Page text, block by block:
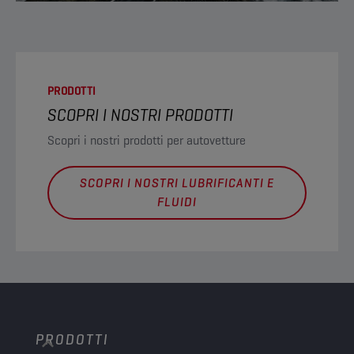
PRODOTTI
SCOPRI I NOSTRI PRODOTTI
Scopri i nostri prodotti per autovetture
SCOPRI I NOSTRI LUBRIFICANTI E
FLUIDI
PRODOTTI